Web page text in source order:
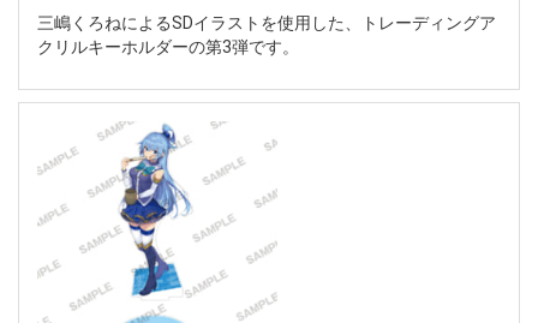
三嶋くろねによるSDイラストを使用した、トレーディングア
クリルキーホルダーの第3弾です。